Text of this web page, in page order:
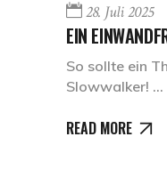
28. Juli 2025
EIN
So sollte ein
Slowwalker!
READ MORE